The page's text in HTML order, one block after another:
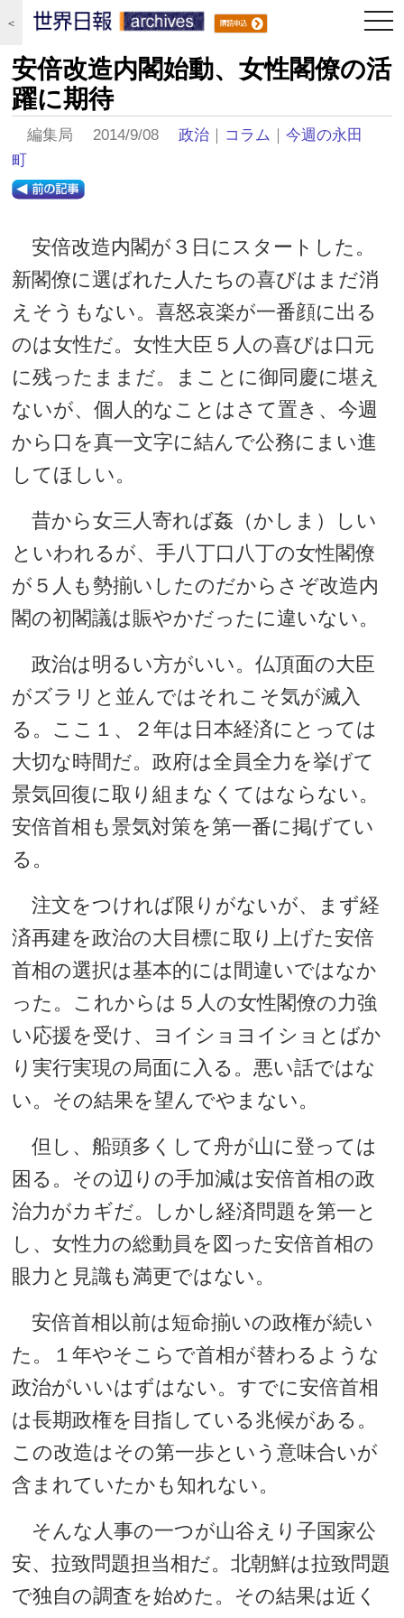
＜
安倍改造内閣始動、女性閣僚の活
躍に期待
編集局 2014/9/08政治 ｜ コラム ｜今週の永田
町
安倍改造内閣が３日にスタートした。
新閣僚に選ばれた人たちの喜びはまだ消
えそうもない。喜怒哀楽が一番顔に出る
のは女性だ。女性大臣５人の喜びは口元
に残ったままだ。まことに御同慶に堪え
ないが、個人的なことはさて置き、今週
から口を真一文字に結んで公務にまい進
してほしい。
昔から女三人寄れば姦（かしま）しい
といわれるが、手八丁口八丁の女性閣僚
が５人も勢揃いしたのだからさぞ改造内
閣の初閣議は賑やかだったに違いない。
政治は明るい方がいい。仏頂面の大臣
がズラリと並んではそれこそ気が滅入
る。ここ１、２年は日本経済にとっては
大切な時間だ。政府は全員全力を挙げて
景気回復に取り組まなくてはならない。
安倍首相も景気対策を第一番に掲げてい
る。
注文をつければ限りがないが、まず経
済再建を政治の大目標に取り上げた安倍
首相の選択は基本的には間違いではなか
った。これからは５人の女性閣僚の力強
い応援を受け、ヨイショヨイショとばか
り実行実現の局面に入る。悪い話ではな
い。その結果を望んでやまない。
但し、船頭多くして舟が山に登っては
困る。その辺りの手加減は安倍首相の政
治力がカギだ。しかし経済問題を第一と
し、女性力の総動員を図った安倍首相の
眼力と見識も満更ではない。
安倍首相以前は短命揃いの政権が続い
た。１年やそこらで首相が替わるような
政治がいいはずはない。すでに安倍首相
は長期政権を目指している兆候がある。
この改造はその第一歩という意味合いが
含まれていたかも知れない。
そんな人事の一つが山谷えり子国家公
安、拉致問題担当相だ。北朝鮮は拉致問題
で独自の調査を始めた。その結果は近く